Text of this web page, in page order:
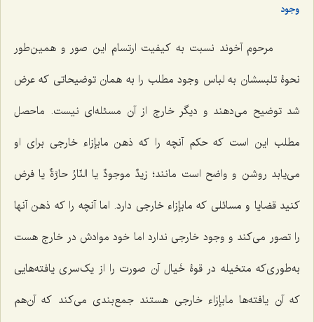
وجود
مرحوم آخوند نسبت به کیفیت ارتسام این صور و همین‌طور
نحوۀ تلبسشان به لباس وجود مطلب را به همان توضیحاتی که عرض
شد توضیح می‌دهند و دیگر خارج از آن مسئله‌ای نیست. ماحصل
مطلب این است که حکم آنچه را که ذهن مابإزاء خارجی برای او
می‌یابد روشن و واضح است مانند؛ زیدٌ موجودٌ یا النّارُ حارَّةٌ یا فرض
کنید قضایا و مسائلی که مابإزاء خارجی دارد. اما آنچه را که ذهن آنها
را تصور می‌کند و وجود خارجی ندارد اما خود موادش در خارج هست
به‌طوری‌که متخیله در قوۀ خَیال آن صورت را از یک‌سری یافته‌هایی
که آن یافته‌ها مابإزاء خارجی هستند جمع‌بندی می‌کند که آن‌هم